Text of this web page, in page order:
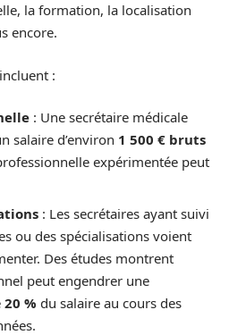
la formation, la localisation
encore.
:
: Une secrétaire médicale
salaire d’environ 1 500 € bruts
expérimentée peut
: Les secrétaires ayant suivi
ou des spécialisations voient
Des études montrent
peut engendrer une
20 % du salaire au cours des